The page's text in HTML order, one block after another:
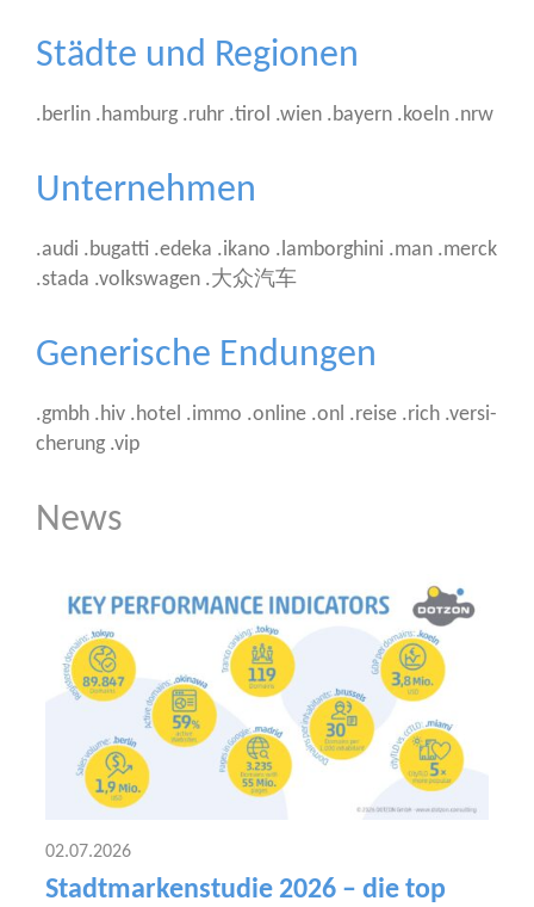
Städte und Regionen
.ber­lin .ham­burg .ruhr .tirol .wien .bay­ern .koeln .nrw
Unternehmen
.audi .bug­at­ti .ede­ka .ika­no .lam­bor­ghi­ni .man .merck
.sta­da .volks­wa­gen .大众汽车
Generische Endungen
.gmbh .hiv .hotel .immo .online .onl .rei­se .rich .ver­si­
che­rung .vip
News
02.07.2026
Stadtmarkenstudie 2026 – die top